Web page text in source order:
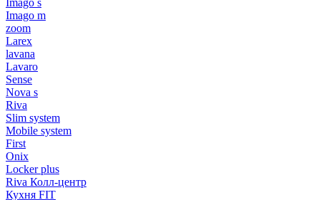
Imago s
Imago m
zoom
Larex
lavana
Lavaro
Sense
Nova s
Riva
Slim system
Mobile system
First
Onix
Locker plus
Riva Колл-центр
Кухня FIT